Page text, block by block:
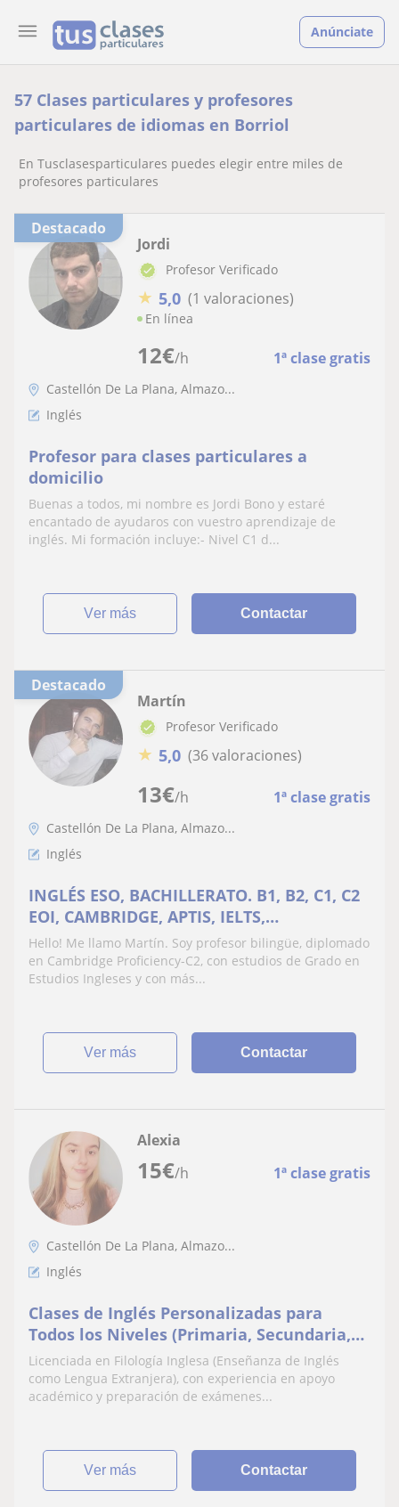
Anúnciate
57 Clases particulares y profesores
particulares de idiomas en Borriol
En Tusclasesparticulares puedes elegir entre miles de
profesores particulares
Destacado
12€/h 1ª clase gratis
Jordi
Profesor Verificado
★ 5,0 (1 valoraciones)
En línea
Castellón De La Plana, Almazo...
Inglés
Profesor para clases particulares a
domicilio
Buenas a todos, mi nombre es Jordi Bono y estaré
encantado de ayudaros con vuestro aprendizaje de
inglés. Mi formación incluye:- Nivel C1 d...
ver más Contactar
Destacado
13€/h 1ª clase gratis
Martín
Profesor Verificado
★ 5,0 (36 valoraciones)
Castellón De La Plana, Almazo...
Inglés
INGLÉS ESO, BACHILLERATO. B1, B2, C1, C2
EOI, CAMBRIDGE, APTIS, IELTS,
LINGUASKILL CASTELLÓN
Hello! Me llamo Martín. Soy profesor bilingüe, diplomado
en Cambridge Proficiency-C2, con estudios de Grado en
Estudios Ingleses y con más...
ver más Contactar
15€/h 1ª clase gratis
Alexia
Castellón De La Plana, Almazo...
Inglés
Clases de Inglés Personalizadas para
Todos los Niveles (Primaria, Secundaria,
Bachillerato, FP, y adultos)
Licenciada en Filología Inglesa (Enseñanza de Inglés
como Lengua Extranjera), con experiencia en apoyo
académico y preparación de exámenes...
ver más Contactar